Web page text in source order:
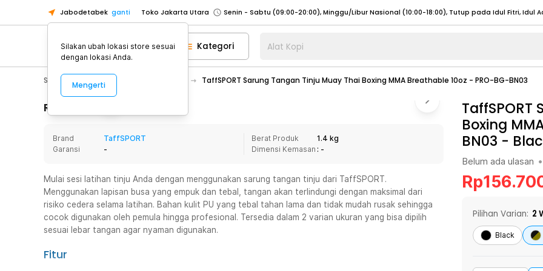
Jabodetabek ganti Toko Jakarta Utara
Toko Tangerang
Toko Cikupa
Pick n Go Jakarta Barat
Senin - Jumat (07:00 - 20:00), Sabtu - Minggu (08:00 - 20:00), Tutup pada Idul Fitri
Pick n Go Bekasi
Senin - Jumat (08:00 - 20:00), Sabtu - Minggu/ Libur Nasional (08:00 - 17:00)
Selengkapnya
Senin - Jumat (08:00 - 20:00), Sabtu - Minggu/ Libur Nasional (08:00 - 17:00) Selengkapnya
Senin - Sabtu (09:00-20:00), Minggu/Libur Nasional (12:00-20:00), Tutup pada Idul Fitri
Toko Jakarta Barat
Senin - Sabtu (09:00-20:00), Minggu/Libur Nasional (12:00-20:00), Tutup pada Idul Fitri
Toko Tangerang
Toko Cikupa
Pick n Go Jakarta Barat
Senin - Jumat (07:00 - 20:00), Sabtu - Minggu (08:00 - 20:00), Tutup pada Idul Fitri
Pick n Go Bekasi
Senin - Jumat (08:00 - 20:00), Sabtu - Minggu/ Libur Nasional (08:00 - 17:00) Selengkapnya
Kategori Alat Kopi
Sport & Outdoor TaffSPORT Sarung Tangan Tinju Muay Thai Boxing MMA Breathable 10oz - PRO-BG-BN03
Rincian Produk
Brand
TaffSPORT
Garansi
-
Berat Produk
1.4 kg
Dimensi Kemasan : -
Mulai sesi latihan tinju Anda dengan menggunakan sarung tangan tinju dari TaffSPORT.
Menggunakan lapisan busa yang empuk dan tebal, tangan akan terlindungi dengan maksimal dari
risiko cedera selama latihan. Bahan kulit PU yang tebal tahan lama dan tidak mudah rusak sehingga
cocok digunakan oleh pemula hingga profesional. Tersedia dalam 2 varian ukuran yang bisa dipilih
sesuai lebar tangan agar nyaman digunakan.
Fitur
Boxing
BN03 -
Belum ada ulasan •
Rp
Pilihan Varian: 2
Black
Silakan ubah lokasi store sesuai
dengan lokasi Anda.
Mengerti